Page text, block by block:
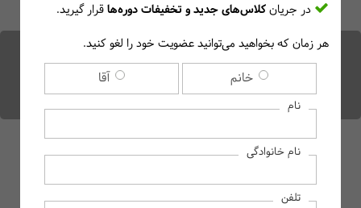
تعریف اقتصاد دیجیتال
چیست؟
در جریانکلاس‌های جدید و تخفیفات دوره‌هاقرار گیرید.
هر زمان که بخواهید می‌توانید عضویت خود را لغو کنید.
خانم آقا
نام
نام خانوادگی
تلفن